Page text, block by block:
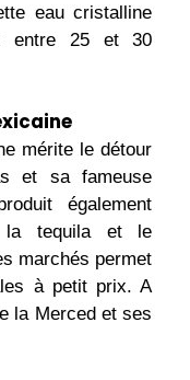
eau cristalline
entre 25 et 30
mérite le détour
et sa fameuse
également
la tequila et le
marchés permet
à petit prix. A
la Merced et ses